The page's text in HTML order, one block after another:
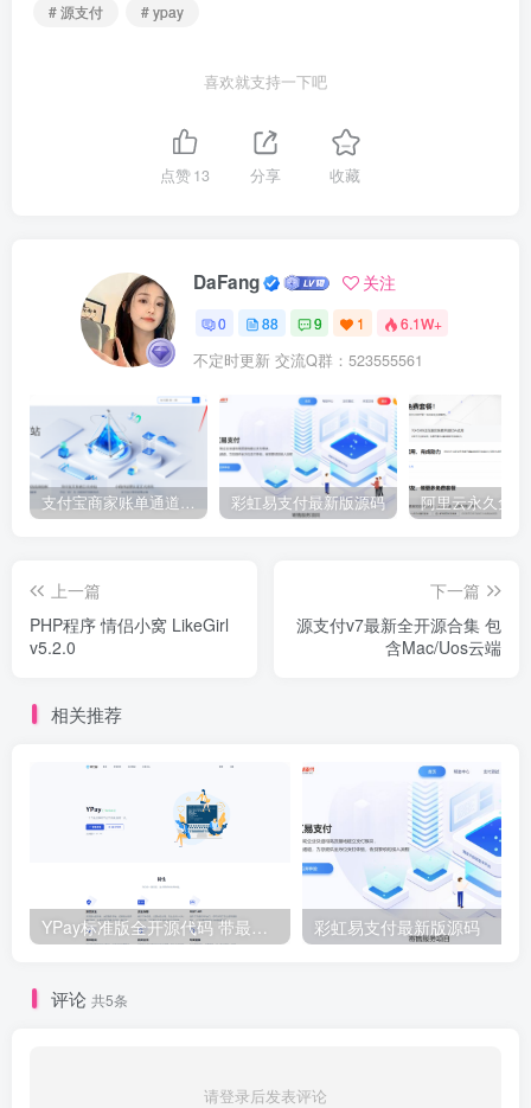
# 源支付
# ypay
喜欢就支持一下吧
点赞13 分享 收藏
DaFang 关注
0 88 9 1 6.1W+
不定时更新 交流Q群：523555561
支付宝商家账单通道配置教程 彩虹易支付最新版源码
上一篇
PHP程序 情侣小窝 LikeGirl
v5.2.0
下一篇
源支付v7最新全开源合集 包
含Mac/Uos云端
相关推荐
YPay标准版全开源代码 带最新版Mac云端协议 – V1.3.1 彩虹易支付最新版源码
评论 共5条
请登录后发表评论